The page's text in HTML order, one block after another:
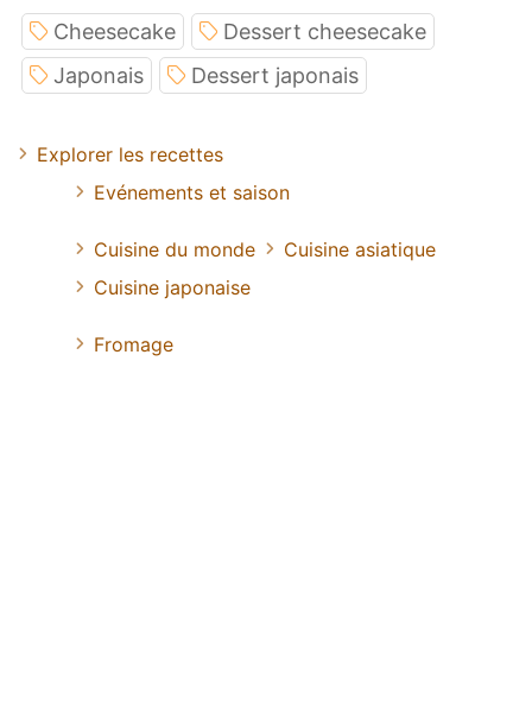
Cheesecake
Dessert cheesecake
Japonais
Dessert japonais
Explorer les recettes
Evénements et saison
Cuisine du monde
Cuisine asiatique
Cuisine japonaise
Fromage